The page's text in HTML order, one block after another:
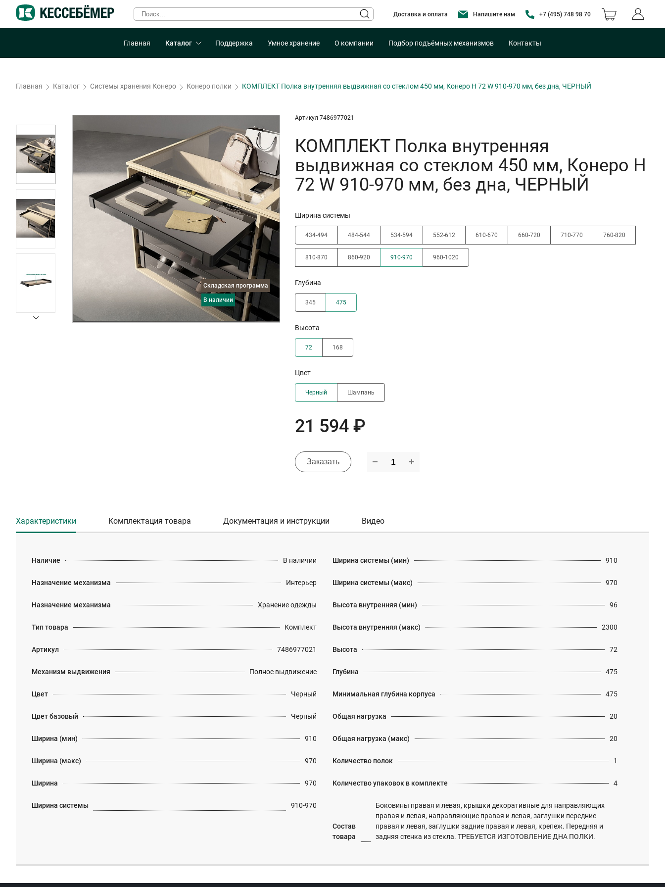
Доставка и оплата Напишите нам +7 (495) 748 98 70
Главная Каталог Поддержка Умное хранение О компании Подбор подъёмных механизмов Контакты
Главная Каталог Системы хранения Конеро Конеро полки КОМПЛЕКТ Полка внутренняя выдвижная со стеклом 450 мм, Конеро H 72 W 910-970 мм, без дна, ЧЕРНЫЙ
Складская программа
в наличии
Артикул 7486977021
КОМПЛЕКТ Полка внутренняя
выдвижная со стеклом 450 мм, Конеро H
72 W 910-970 мм, без дна, ЧЕРНЫЙ
Ширина системы
434-494 484-544 534-594 552-612 610-670 660-720 710-770 760-820
810-870 860-920 910-970 960-1020
Глубина
345 475
Высота
72 168
Цвет
Черный Шампань
21 594 ₽
Заказать
Характеристики Комплектация товара Документация и инструкции Видео
Наличие В наличии
Назначение механизма Интерьер
Назначение механизма Хранение одежды
Тип товара Комплект
Артикул 7486977021
Механизм выдвижения Полное выдвижение
Цвет Черный
Цвет базовый Черный
Ширина (мин) 910
Ширина (макс) 970
Ширина 970
Ширина системы 910-970
Ширина системы (мин) 910
Ширина системы (макс) 970
Высота внутренняя (мин) 96
Высота внутренняя (макс) 2300
Высота 72
Глубина 475
Минимальная глубина корпуса 475
Общая нагрузка 20
Общая нагрузка (макс) 20
Количество полок 1
Количество упаковок в комплекте 4
Состав
товара
Боковины правая и левая, крышки декоративные для направляющих
правая и левая, направляющие правая и левая, заглушки передние
правая и левая, заглушки задние правая и левая, крепеж. Передняя и
задняя стенка из стекла. ТРЕБУЕТСЯ ИЗГОТОВЛЕНИЕ ДНА ПОЛКИ.